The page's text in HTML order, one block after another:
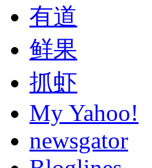
有道
鲜果
抓虾
My Yahoo!
newsgator